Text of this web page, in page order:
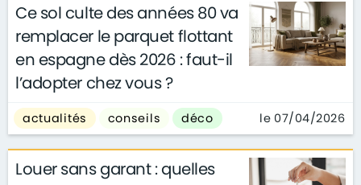
Ce sol culte des années 80 va
remplacer le parquet flottant
en espagne dès 2026 : faut-il
l’adopter chez vous ?
actualités conseils déco le 07/04/2026
Louer sans garant : quelles